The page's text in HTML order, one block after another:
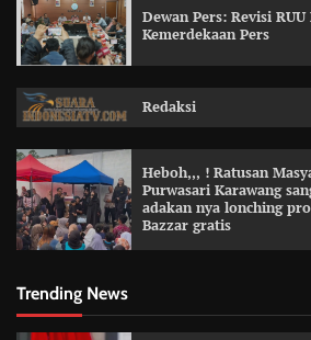
Dewan Pers: Revisi
Kemerdekaan Pers
Redaksi
Heboh,,, ! Ratusan
Purwasari Karawang
adakan nya lonching
Bazzar gratis
Trending News